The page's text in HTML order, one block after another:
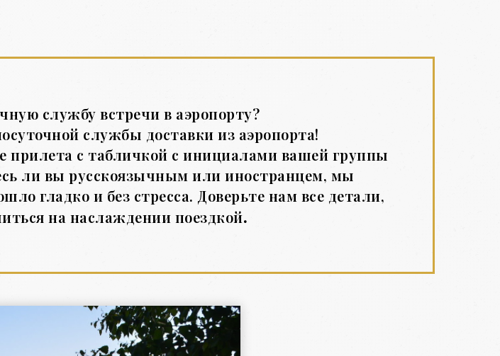
службу встречи в аэропорту?
службы доставки из аэропорта!
прилета с табличкой с инициалами вашей группы
ли вы русскоязычным или иностранцем, мы
гладко и без стресса. Доверьте нам все детали,
на наслаждении поездкой.